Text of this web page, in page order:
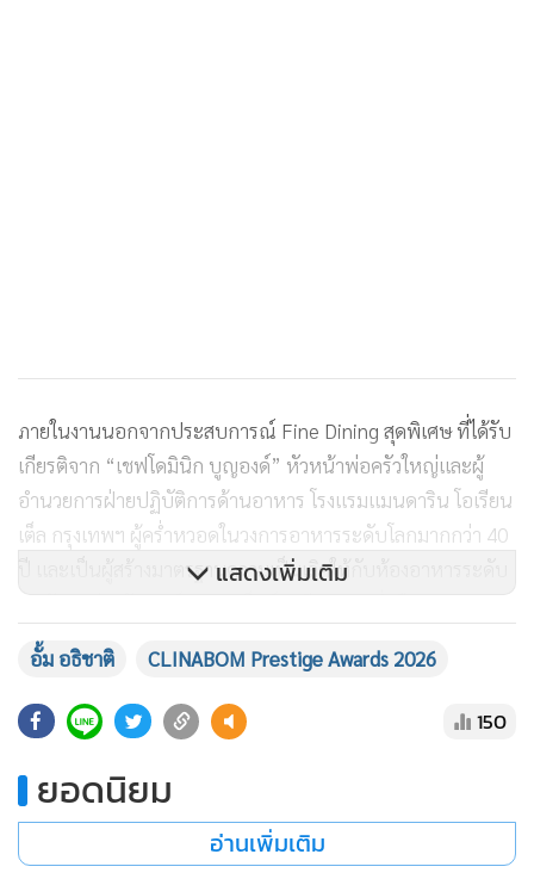
ภายในงานนอกจากประสบการณ์ Fine Dining สุดพิเศษ ที่ได้รับ
เกียรติจาก “เชฟโดมินิก บูญองด์” หัวหน้าพ่อครัวใหญ่และผู้
อำนวยการฝ่ายปฏิบัติการด้านอาหาร โรงแรมแมนดาริน โอเรียน
เต็ล กรุงเทพฯ ผู้คร่ำหวอดในวงการอาหารระดับโลกมากกว่า 40
ปี และเป็นผู้สร้างมาตรฐานความเป็นเลิศให้กับห้องอาหารระดับ
รางวัล มาร่วมรังสรรค์เมนูสุดเอ็กซ์คลูซีฟตลอดค่ำคืน
พร้อมด้วย “เชฟป้อม พัชรา พิราบพัค” เชฟชื่อดังเจ้าของรางวัล
Michelin Star ที่มาร่วมเล่าถึงแรงบันดาลใจ ความพิถีพิถัน และ
เรื่องราวเบื้องหลังอาหารแต่ละจานแบบใกล้ชิด งานนี้ได้รับ
เกียรติจากบุคคลสำคัญระดับประเทศซึ่งเป็นบุคคลที่ เนติกาญ
จน์ เปาโสภา” Co-Founder บริษัท เดอะ เมคเกอร์ จำกัด ให้
แสดงเพิ่มเติม
อั้ม อธิชาติ CLINABOM Prestige Awards 2026
150
ยอดนิยม
อ่านเพิ่มเติม